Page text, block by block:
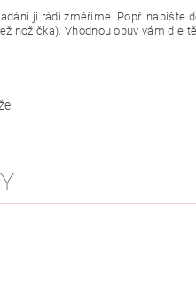
ji rádi změříme. Popř. napište
nožička). Vhodnou obuv vám dle